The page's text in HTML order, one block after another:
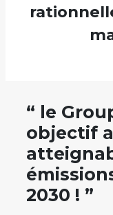
“ le
objectif
2030 ! ”